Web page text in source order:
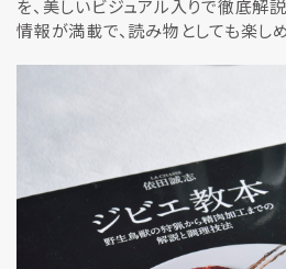
を、美しいビジュアル入りで徹底解
情報が満載で、読み物としても楽しめ